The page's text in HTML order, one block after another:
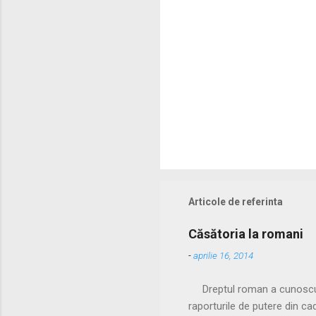
Articole de referinta
Căsătoria la romani
-aprilie 16, 2014
Dreptul roman a
raporturile de putere din